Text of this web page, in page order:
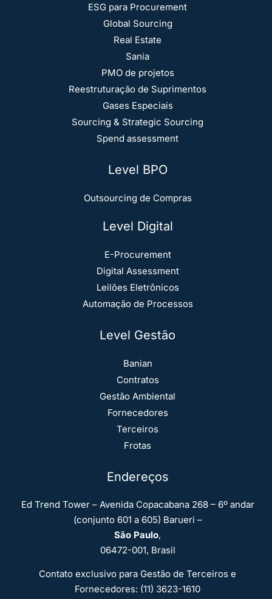
ESG para Procurement
Global Sourcing
Real Estate
Sania
PMO de projetos
Reestruturação de Suprimentos
Gases Especiais
Sourcing & Strategic Sourcing
Spend assessment
Level BPO
Outsourcing de Compras
Level Digital
E-Procurement
Digital Assessment
Leilões Eletrônicos
Automação de Processos
Level Gestão
Banian
Contratos
Gestão Ambiental
Fornecedores
Terceiros
Frotas
Endereços
Ed Trend Tower – Avenida Copacabana 268 – 6º andar
(conjunto 601 a 605) Barueri –
São Paulo,
06472-001, Brasil
Contato exclusivo para Gestão de Terceiros e
Fornecedores: (11) 3623-1610